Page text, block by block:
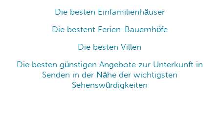
Die besten Einfamilienhäuser
Die bestent Ferien-Bauernhöfe
Die besten Villen
Die besten günstigen Angebote zur Unterkunft in
Senden in der Nähe der wichtigsten
Sehenswürdigkeiten